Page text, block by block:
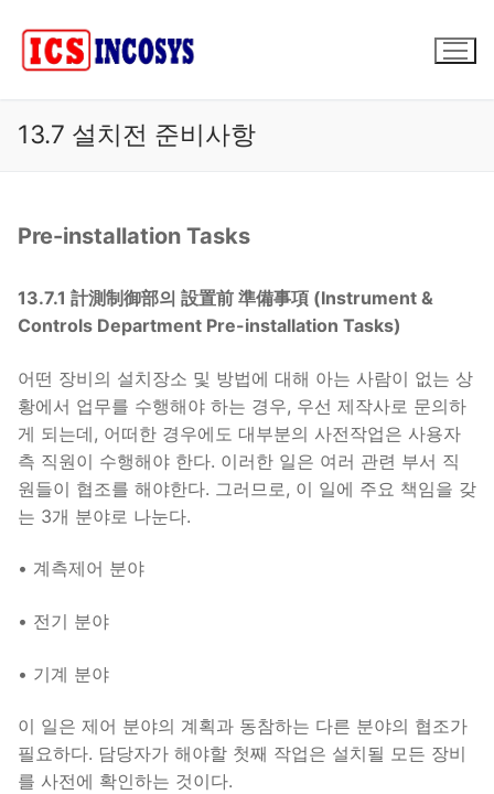
13.7 설치전 준비사항
Pre-installation Tasks
13.7.1 計測制御部의 設置前 準備事項 (Instrument &
Controls Department Pre-installation Tasks)
어떤 장비의 설치장소 및 방법에 대해 아는 사람이 없는 상
황에서 업무를 수행해야 하는 경우, 우선 제작사로 문의하
게 되는데, 어떠한 경우에도 대부분의 사전작업은 사용자
측 직원이 수행해야 한다. 이러한 일은 여러 관련 부서 직
원들이 협조를 해야한다. 그러므로, 이 일에 주요 책임을 갖
는 3개 분야로 나눈다.
• 계측제어 분야
• 전기 분야
• 기계 분야
이 일은 제어 분야의 계획과 동참하는 다른 분야의 협조가
필요하다. 담당자가 해야할 첫째 작업은 설치될 모든 장비
를 사전에 확인하는 것이다.